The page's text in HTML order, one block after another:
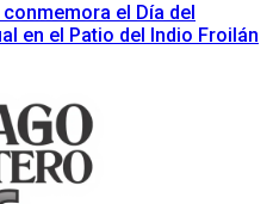
el Día del
en el Patio del Indio Froilán